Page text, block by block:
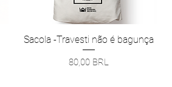
Vista rápida
Sacola -Travesti não é bagunça
Precio
80,00 BRL